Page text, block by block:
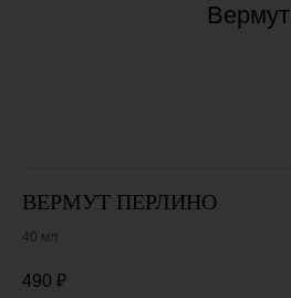
Вермут
ВЕРМУТ ПЕРЛИНО
40 мл
490 ₽